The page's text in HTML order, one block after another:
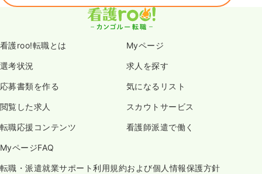
看護roo!転職とは Myページ
選考状況 求人を探す
応募書類を作る 気になるリスト
閲覧した求人 スカウトサービス
転職応援コンテンツ 看護師派遣で働く
MyページFAQ
転職・派遣就業サポート利用規約および個人情報保護方針